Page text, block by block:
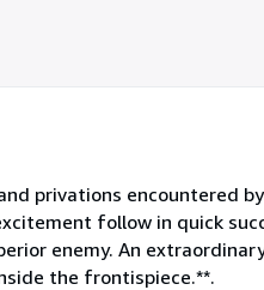
privations encountered
follow in quick
enemy. An
the frontispiece.**.